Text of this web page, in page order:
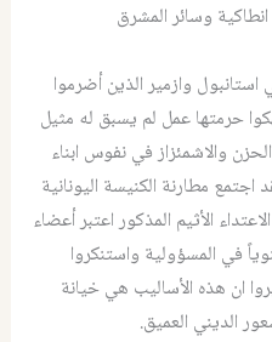
وسائر المشرق
وازمير الذين أضرموا
حرمتها عمل لم يسبق له مثيل
والاشمئزاز في نفوس ابناء
مطارنة الكنيسة اليونانية
الأثيم المذكور اعتبر أعضاء
في المسؤولية واستنكروا
ان هذه الأساليب هي خيانة
الديني العميق.